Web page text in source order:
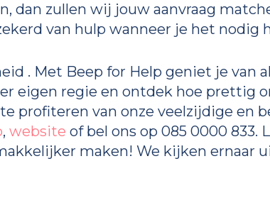
dan zullen wij jouw aanvraag
van hulp wanneer je het nodig
. Met Beep for Help geniet je van
eigen regie en ontdek hoe prettig
profiteren van onze veelzijdige en
, website of bel ons op 085 0000 833.
maken! We kijken ernaar